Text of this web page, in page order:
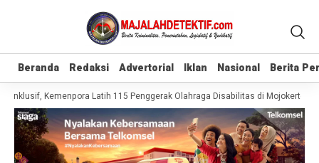
Beranda Redaksi Advertorial Iklan Nasional Berita
Beranda Redaksi Advertorial Iklan Nasional Berita
Kemenpora Latih 115 Penggerak Olahraga Disabilitas di Mojokerto